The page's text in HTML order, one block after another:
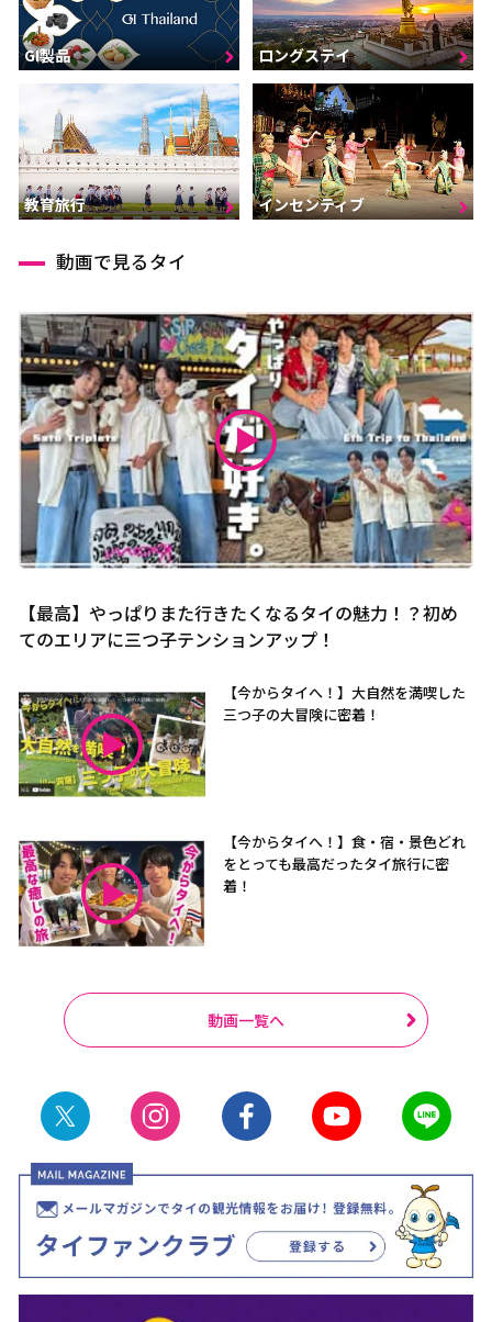
GI製品 ロングステイ
教育旅行 インセンティブ
動画で見るタイ
【最高】やっぱりまた行きたくなるタイの魅力！？初め
てのエリアに三つ子テンションアップ！
【今からタイへ！】大自然を満喫した
三つ子の大冒険に密着！
【今からタイへ！】食・宿・景色どれ
をとっても最高だったタイ旅行に密
着！
動画一覧へ